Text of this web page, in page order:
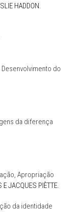
HADDON.
do
da diferença
Apropriação
E JACQUES PIÈTTE.
da identidade